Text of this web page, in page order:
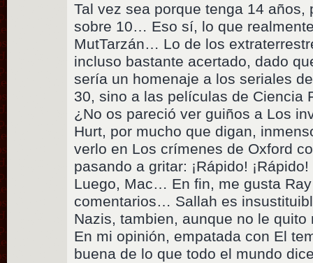
Tal vez sea porque tenga 14 años,
sobre 10… Eso sí, lo que
MutTarzán… Lo de los
incluso bastante acertado, dado
sería un homenaje a los seriales
30, sino a las películas de
¿No os pareció ver guiños a Los
Hurt, por mucho que digan,
verlo en Los crímenes de Oxford
pasando a gritar: ¡Rápido! ¡Rápido!
Luego, Mac… En fin, me gusta
comentarios… Sallah es
Nazis, tambien, aunque no le
En mi opinión, empatada con El
buena de lo que todo el mundo